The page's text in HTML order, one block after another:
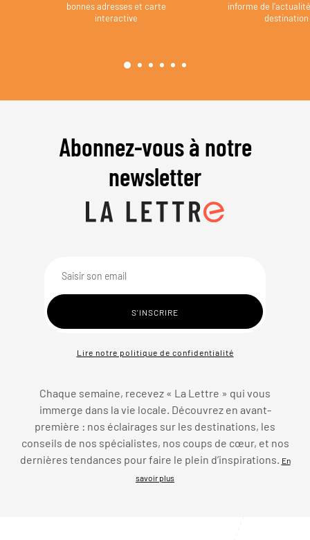
bonnes adresses et carte
interactive
informe de
destination
Abonnez-vous à notre
newsletter
Lire notre politique de confidentialité
Chaque semaine, recevez « La Lettre » qui vous
immerge dans la vie locale. Découvrez en avant-
première : nos éclairages sur les destinations, les
conseils de nos spécialistes, nos coups de cœur, et nos
dernières tendances pour faire le plein d’inspirations. En
savoir plus